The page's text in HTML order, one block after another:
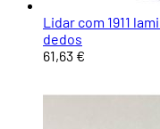
Lidar com 1911
dedos
61,63 €